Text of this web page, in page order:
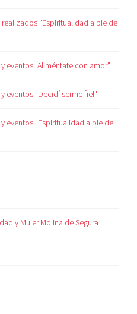
"Espiritualidad a pie de
eventos "Aliméntate con amor"
eventos "Decidí serme fiel"
eventos "Espiritualidad a pie de
y Mujer Molina de Segura